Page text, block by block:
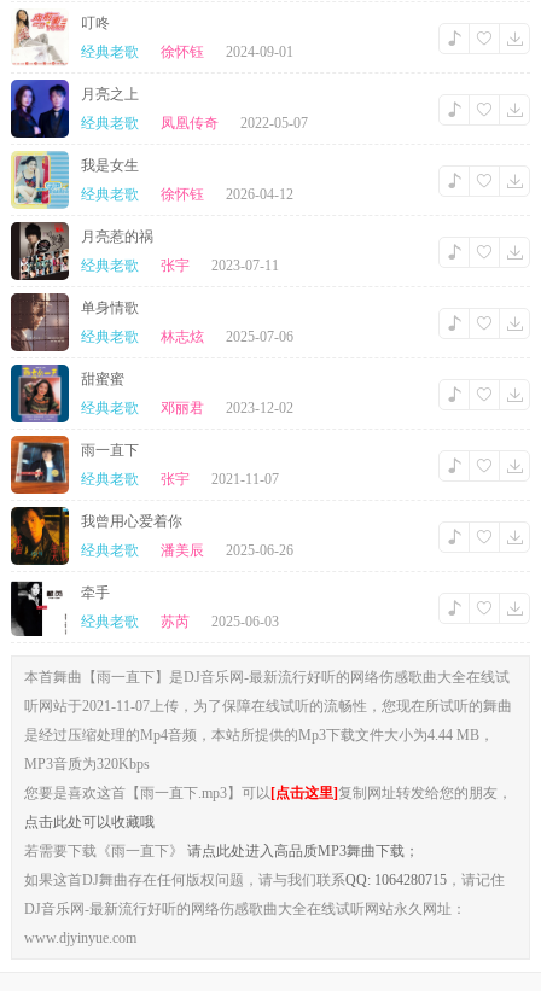
不再为了他挣扎
不要再为他出神入化
就是爱到深处才由他
就是爱到深处才忍他
碎了心也要放得下
叮咚
经典老歌
徐怀钰 2024-09-01
月亮之上
经典老歌
凤凰传奇 2022-05-07
我是女生
经典老歌
徐怀钰 2026-04-12
月亮惹的祸
经典老歌
张宇 2023-07-11
单身情歌
经典老歌
林志炫 2025-07-06
甜蜜蜜
经典老歌
邓丽君 2023-12-02
雨一直下
经典老歌
张宇 2021-11-07
我曾用心爱着你
经典老歌
潘美辰 2025-06-26
牵手
经典老歌
苏芮 2025-06-03
本首舞曲【雨一直下】是DJ音乐网-最新流行好听的网络伤感歌曲大全在线试
听网站于2021-11-07上传，为了保障在线试听的流畅性，您现在所试听的舞曲
是经过压缩处理的Mp4音频，本站所提供的Mp3下载文件大小为4.44 MB，
MP3音质为320Kbps
您要是喜欢这首【雨一直下.mp3】可以 [点击这里]复制网址转发给您的朋友，
点击此处可以收藏哦
若需要下载《雨一直下》 请点此处进入高品质MP3舞曲下载；
如果这首DJ舞曲存在任何版权问题，请与我们联系QQ: 1064280715，请记住
DJ音乐网-最新流行好听的网络伤感歌曲大全在线试听网站永久网址：
www.djyinyue.com